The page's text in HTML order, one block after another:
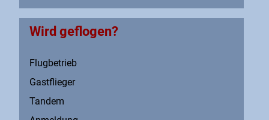
Wird geflogen?
Flugbetrieb
Gastflieger
Tandem